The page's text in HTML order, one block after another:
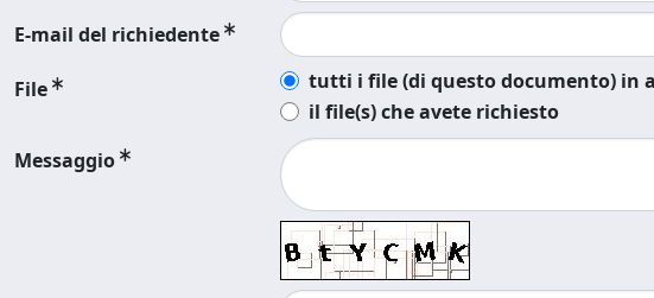
E-mail del richiedente
File
tutti i file (di questo documento) in
il file(s) che avete richiesto
Messaggio